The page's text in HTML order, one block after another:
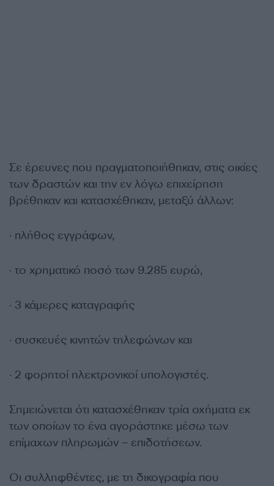
Σε έρευνες που πραγματοποιήθηκαν, στις οικίες
των δραστών και την εν λόγω επιχείρηση
βρέθηκαν και κατασχέθηκαν, μεταξύ άλλων:
· πλήθος εγγράφων,
· το χρηματικό ποσό των 9.285 ευρώ,
· 3 κάμερες καταγραφής
· συσκευές κινητών τηλεφώνων και
· 2 φορητοί ηλεκτρονικοί υπολογιστές.
Σημειώνεται ότι κατασχέθηκαν τρία οχήματα εκ
των οποίων το ένα αγοράστηκε μέσω των
επίμαχων πληρωμών – επιδοτήσεων.
Οι συλληφθέντες, με τη δικογραφία που